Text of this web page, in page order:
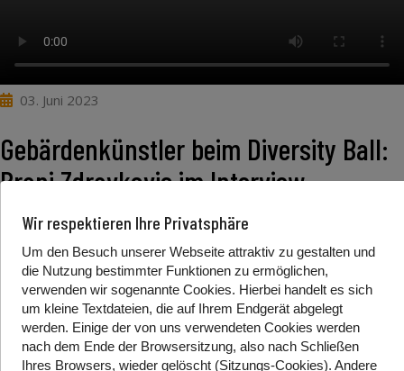
03. Juni 2023
Gebärdenkünstler beim Diversity Ball:
Brani Zdravkovic im Interview
Beim heutigen Diversity Ball gibt es einen
besonderen Auftritt. Brani Zdravkovic wird
das Publikum mit seiner Musikgebärde sicher
begeistern! Wir haben den Künstler im
Vorfeld bereits zum Interview getroffen.
Wir respektieren Ihre Privatsphäre
Um den Besuch unserer Webseite attraktiv zu gestalten und
die Nutzung bestimmter Funktionen zu ermöglichen,
verwenden wir sogenannte Cookies. Hierbei handelt es sich
um kleine Textdateien, die auf Ihrem Endgerät abgelegt
werden. Einige der von uns verwendeten Cookies werden
nach dem Ende der Browsersitzung, also nach Schließen
Ihres Browsers, wieder gelöscht (Sitzungs-Cookies). Andere